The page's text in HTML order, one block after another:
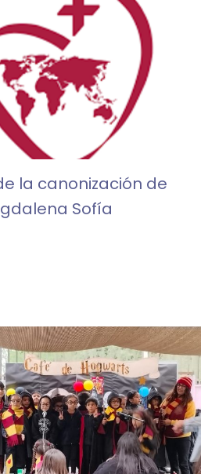
la canonización de
Sofía